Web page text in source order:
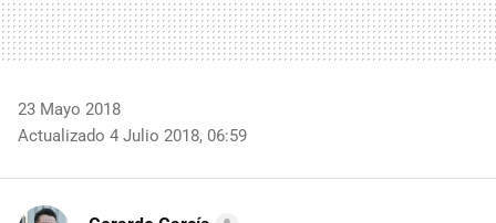
23 Mayo 2018
Actualizado 4 Julio 2018, 06:59